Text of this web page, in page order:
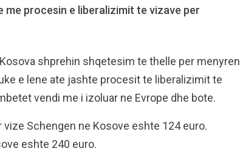
me procesin e liberalizimit te vizave per
shprehin shqetesim te thelle per menyren
e lene ate jashte procesit te liberalizimit te
vendi me i izoluar ne Evrope dhe bote.
Schengen ne Kosove eshte 124 euro.
eshte 240 euro.